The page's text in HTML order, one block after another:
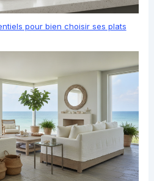
pour bien choisir ses plats